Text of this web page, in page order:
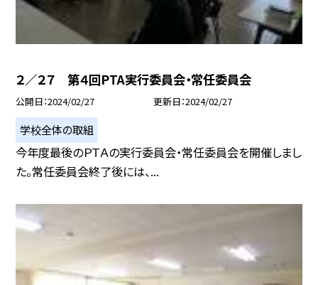
２／２７ 第４回PTA実行委員会・常任委員会
公開日 2024/02/27 更新日 2024/02/27
学校全体の取組
今年度最後のＰＴＡの実行委員会・常任委員会を開催しまし
た。常任委員会終了後には、...